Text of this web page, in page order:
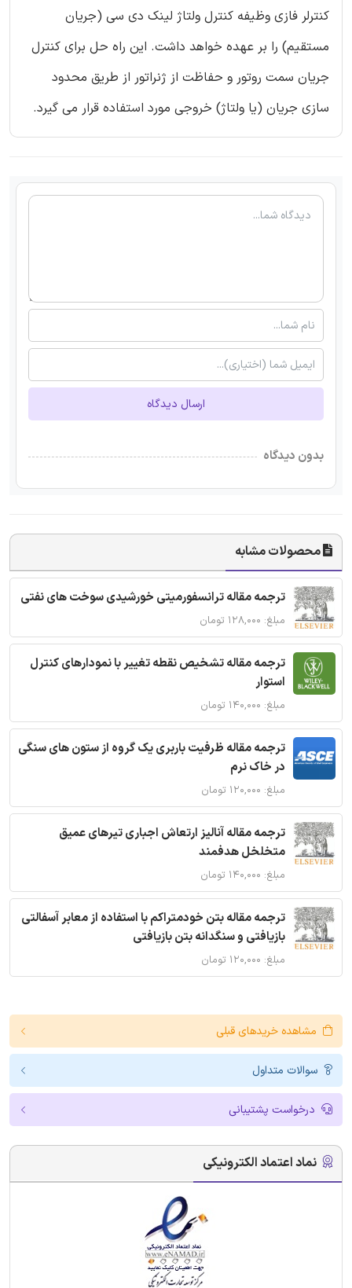
کنترلر فازی وظیفه کنترل ولتاژ لینک دی سی (جریان
مستقیم) را بر عهده خواهد داشت. این راه حل برای کنترل
جریان سمت روتور و حفاظت از ژنراتور از طریق محدود
سازی جریان (یا ولتاژ) خروجی مورد استفاده قرار می گیرد.
ارسال دیدگاه
بدون دیدگاه
محصولات مشابه
ترجمه مقاله ترانسفورمیتی خورشیدی سوخت های نفتی
مبلغ: ۱۲۸,۰۰۰ تومان
ترجمه مقاله تشخیص نقطه تغییر با نمودارهای کنترل
استوار
مبلغ: ۱۴۰,۰۰۰ تومان
ترجمه مقاله ظرفیت باربری یک گروه از ستون های سنگی
در خاک نرم
مبلغ: ۱۲۰,۰۰۰ تومان
ترجمه مقاله آنالیز ارتعاش اجباری تیرهای عمیق
متخلخل هدفمند
مبلغ: ۱۴۰,۰۰۰ تومان
ترجمه مقاله بتن خودمتراکم با استفاده از معابر آسفالتی
بازیافتی و سنگدانه بتن بازیافتی
مبلغ: ۱۲۰,۰۰۰ تومان
مشاهده خریدهای قبلی
سوالات متداول
درخواست پشتیبانی
نماد اعتماد الکترونیکی